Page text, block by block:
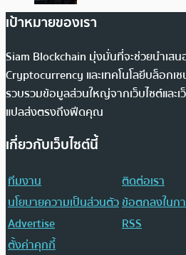
เป้าหมายของเรา
Siam Blockchain มุ่งมั่นที่จะช่วยนำเสน
Cryptocurrency และเทคโนโลยีบล็อกเ
รวบรวมข้อมูลส่วนใหญ่จากเว็บไซต์และ
แปลส่งตรงถึงฟีดคุณ
เกี่ยวกับเว็บไซต์นี้
ทีมงาน
ติดต่อเรา
นโยบายความเป็นส่วนตัวข้อตกลงในก
Advertise
RSS
ตั้งค่าคุกกี้